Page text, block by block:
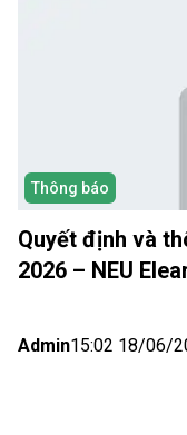
Thông báo
Quyết định và
2026 – NEU
Admin15:02 18/06/